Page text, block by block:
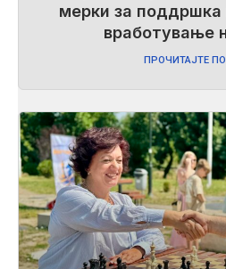
мерки за поддршка
вработување
ПРОЧИТАЈТЕ